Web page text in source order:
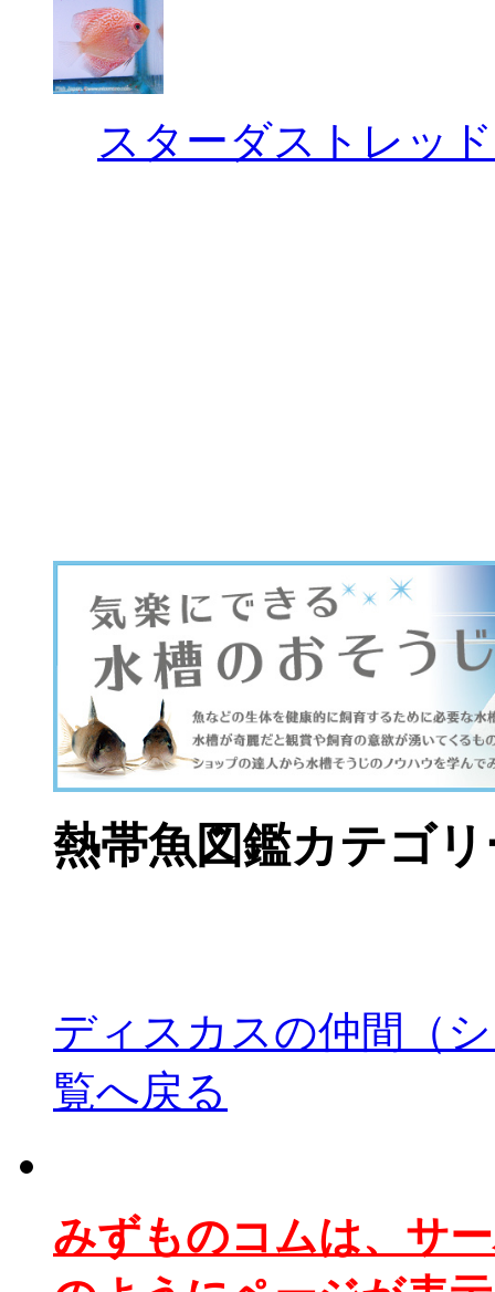
スターダストレッ
熱帯魚図鑑カテゴ
ディスカスの仲間（
覧へ戻る
みずものコムは、サ